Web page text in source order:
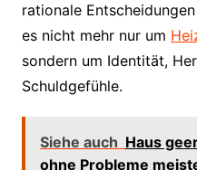
rationale
es nicht mehr nur um
sondern um Identität,
Schuldgefühle.
Siehe auch Haus
ohne Probleme